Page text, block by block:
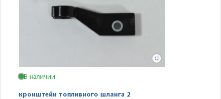
В наличии
кронштейн топливного шланга 2